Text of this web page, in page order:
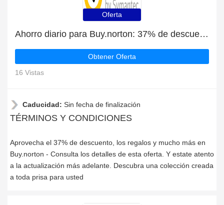
Oferta
Ahorro diario para Buy.norton: 37% de descuento, regalos y más
Obtener Oferta
16 Vistas
Caducidad: Sin fecha de finalización
TÉRMINOS Y CONDICIONES
Aprovecha el 37% de descuento, los regalos y mucho más en
Buy.norton - Consulta los detalles de esta oferta. Y estate atento
a la actualización más adelante. Descubra una colección creada
a toda prisa para usted